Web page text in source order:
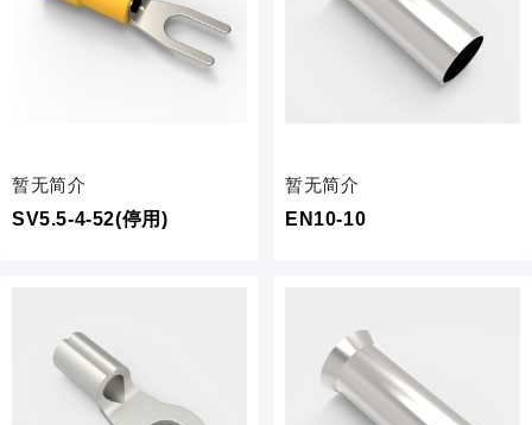
暂无简介
SV5.5-4-52(停用)
暂无简介
EN10-10